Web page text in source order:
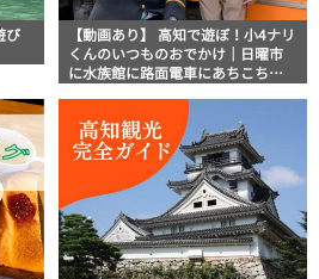
び
【動画あり】 高知で遊ぼ！小4ナリ
くんのいつものおでかけ｜日曜市
に水族館に路面電車にあちこち巡